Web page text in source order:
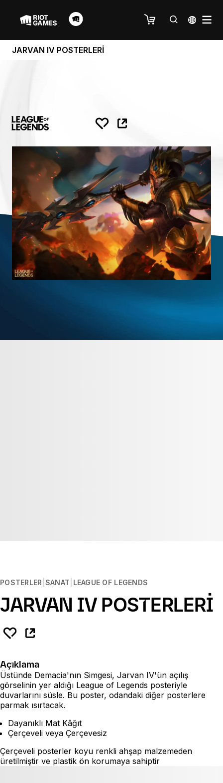
JARVAN IV POSTERLERİ
POSTERLER SANAT LEAGUE OF LEGENDS
JARVAN IV POSTERLERİ
Açıklama
Üstünde Demacia'nın Simgesi, Jarvan IV'ün açılış
görselinin yer aldığı League of Legends posteriyle
duvarlarını süsle. Bu poster, odandaki diğer posterlere
parmak ısırtacak.
Dayanıklı Mat Kâğıt
Çerçeveli veya Çerçevesiz
Çerçeveli posterler koyu renkli ahşap malzemeden
üretilmiştir ve plastik ön korumaya sahiptir